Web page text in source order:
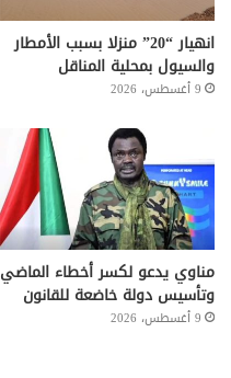
انهيار “20” منزلا بسبب الأمطار
والسيول بمحلية المناقل
9 أغسطس، 2026
مناوي يدعو لكسر أخطاء الماضي
وتأسيس دولة خاضعة للقانون
9 أغسطس، 2026